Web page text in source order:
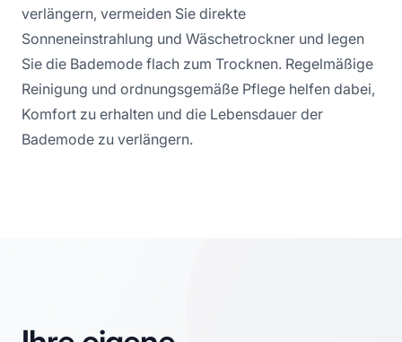
verlängern, vermeiden Sie direkte
Sonneneinstrahlung und Wäschetrockner und legen
Sie die Bademode flach zum Trocknen. Regelmäßige
Reinigung und ordnungsgemäße Pflege helfen dabei,
Komfort zu erhalten und die Lebensdauer der
Bademode zu verlängern.